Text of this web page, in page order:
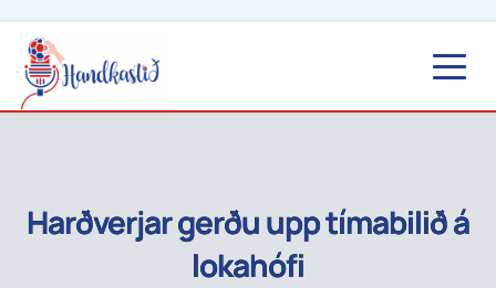
Harðverjar gerðu upp tímabilið á
lokahófi